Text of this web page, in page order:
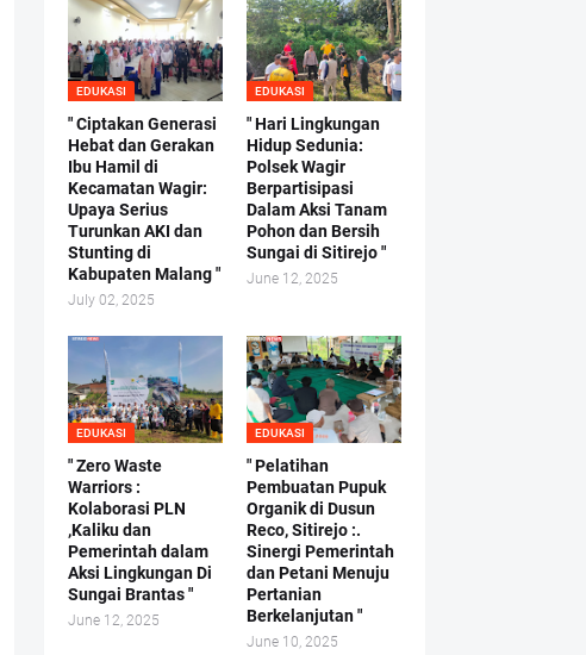
EDUKASI
" Ciptakan Generasi
Hebat dan Gerakan
Ibu Hamil di
Kecamatan Wagir:
Upaya Serius
Turunkan AKI dan
Stunting di
Kabupaten Malang "
July 02, 2025
EDUKASI
" Hari Lingkungan
Hidup Sedunia:
Polsek Wagir
Berpartisipasi
Dalam Aksi Tanam
Pohon dan Bersih
Sungai di Sitirejo "
June 12, 2025
EDUKASI
" Zero Waste
Warriors :
Kolaborasi PLN
,Kaliku dan
Pemerintah dalam
Aksi Lingkungan Di
Sungai Brantas "
June 12, 2025
EDUKASI
" Pelatihan
Pembuatan Pupuk
Organik di Dusun
Reco, Sitirejo :.
Sinergi Pemerintah
dan Petani Menuju
Pertanian
Berkelanjutan "
June 10, 2025